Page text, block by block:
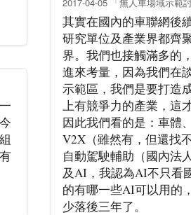
其實在國內的車聯網後
研究單位及產業界都齊
界。我們也接觸滿多的
進來考量，因為我們在
示範區，我們是要打造
上有競爭力的產業，這
因此我們看的是：車體
V2X（雖然有，但還找
自動駕駛輔助（國內法
及AI，我認為AI不只看
的有哪一些AI可以用的
少落後三年了。